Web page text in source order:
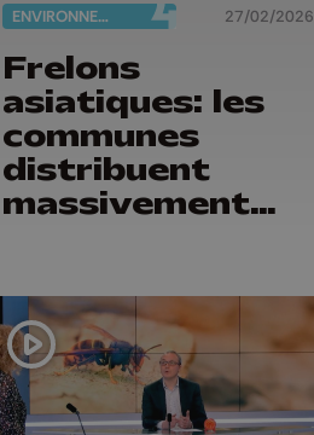
ENVIRONNEMENT 27/02/2026
Frelons
asiatiques: les
communes
distribuent
massivement